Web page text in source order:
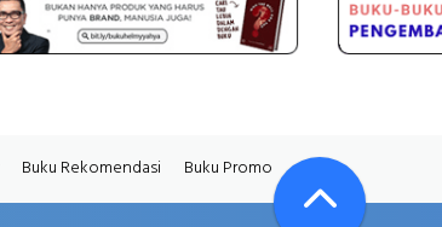
Buku Rekomendasi Buku Promo